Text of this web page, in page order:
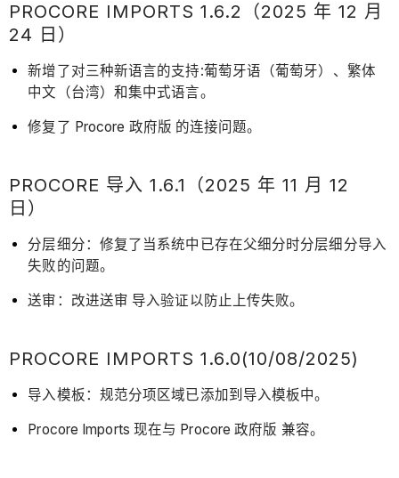
PROCORE IMPORTS 1.6.2（2025 年 12 月
24 日）
新增了对三种新语言的支持:葡萄牙语（葡萄牙）、繁体
中文（台湾）和集中式语言。
修复了 Procore 政府版 的连接问题。
PROCORE 导入 1.6.1（2025 年 11 月 12
日）
分层细分：修复了当系统中已存在父细分时分层细分导入
失败的问题。
送审：改进送审 导入验证以防止上传失败。
PROCORE IMPORTS 1.6.0(10/08/2025)
导入模板：规范分项区域已添加到导入模板中。
Procore Imports 现在与 Procore 政府版 兼容。